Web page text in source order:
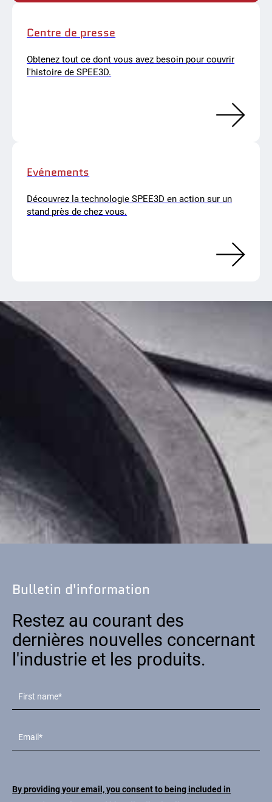
Centre de presse
Obtenez tout ce dont vous avez besoin pour couvrir
l'histoire de SPEE3D.
Evénements
Découvrez la technologie SPEE3D en action sur un
stand près de chez vous.
Bulletin d'information
Restez au courant des
dernières nouvelles concernant
l'industrie et les produits.
By providing your email, you consent to being included in